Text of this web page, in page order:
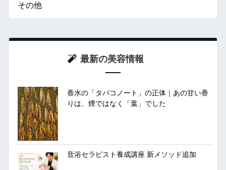
その他
最新の美容情報
香水の「タバコノート」の正体｜あの甘い香
りは、煙ではなく「葉」でした
音浴セラピスト養成講座 新メソッド追加